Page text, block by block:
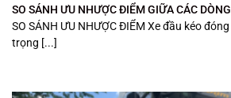
SO SÁNH ƯU NHƯỢC ĐIỂM GIỮA CÁC
SO SÁNH ƯU NHƯỢC ĐIỂM Xe đầu kéo
trọng [...]